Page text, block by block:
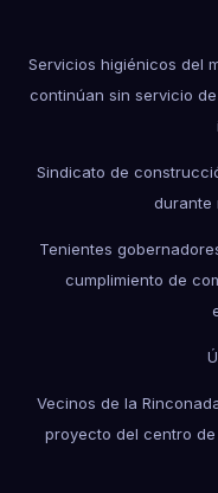
Servicios higiénicos del
continúan sin servicio
Sindicato de
durante
Tenientes
cumplimiento de
Vecinos de la
proyecto del centro